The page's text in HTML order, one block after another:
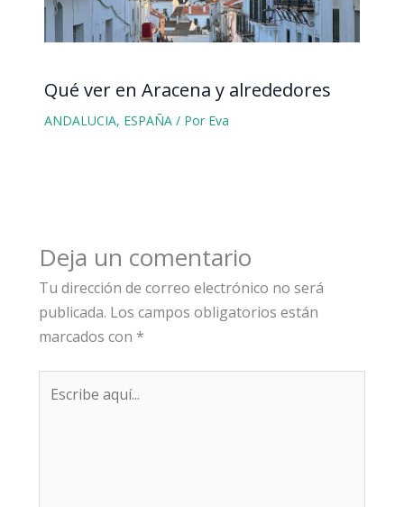
Qué ver en Aracena y alrededores
ANDALUCIA, ESPAÑA/ Por Eva
Deja un comentario
Tu dirección de correo electrónico no será
publicada. Los campos obligatorios están
marcados con *
aquí...